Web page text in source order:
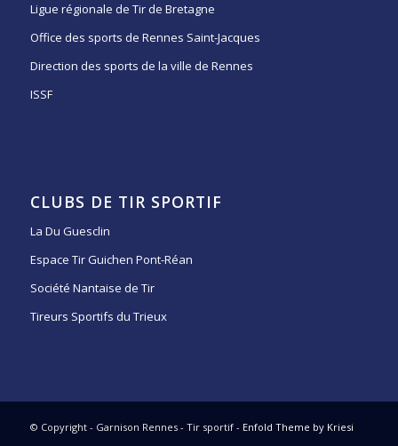
Ligue régionale de Tir de Bretagne
Office des sports de Rennes Saint-Jacques
Direction des sports de la ville de Rennes
ISSF
CLUBS DE TIR SPORTIF
La Du Guesclin
Espace Tir Guichen Pont-Réan
Société Nantaise de Tir
Tireurs Sportifs du Trieux
© Copyright - Garnison Rennes - Tir sportif - Enfold Theme by Kriesi